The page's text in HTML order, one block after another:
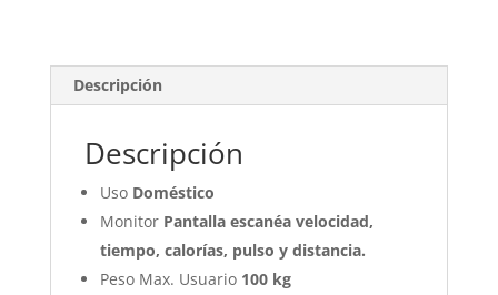
Descripción
Descripción
Uso Doméstico
Monitor Pantalla escanéa velocidad,
tiempo, calorías, pulso y distancia.
Peso Max. Usuario 100 kg